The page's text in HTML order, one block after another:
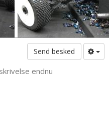
Send besked
endnu